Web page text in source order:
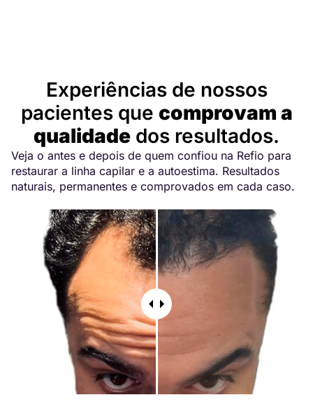
Experiências de nossos
pacientes que comprovam a
qualidade dos resultados.
Veja o antes e depois de quem confiou na Refio para
restaurar a linha capilar e a autoestima. Resultados
naturais, permanentes e comprovados em cada caso.